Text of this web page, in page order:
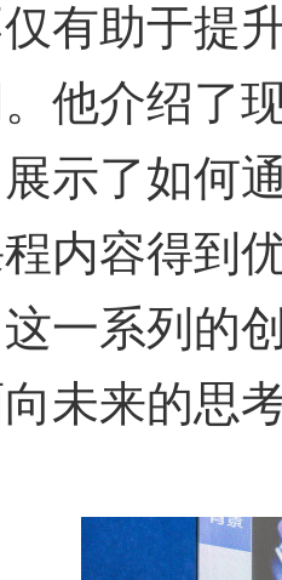
有助于提
他介绍了
示了如何
内容得到
一系列的
未来的思